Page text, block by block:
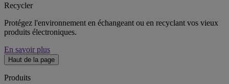
Recycler
Protégez l'environnement en échangeant ou en recyclant vos vieux
produits électroniques.
En savoir plus
Haut de la page
Produits